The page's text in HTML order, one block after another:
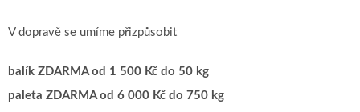
V dopravě se umíme přizpůsobit
balík ZDARMA od 1 500 Kč do 50 kg
paleta ZDARMA od 6 000 Kč do 750 kg